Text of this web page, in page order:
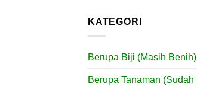
KATEGORI
Berupa Biji (Masih Benih)
Berupa Tanaman (Sudah